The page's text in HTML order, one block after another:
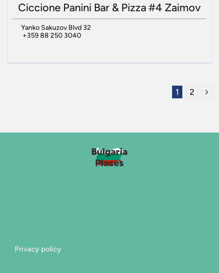
Ciccione Panini Bar & Pizza #4 Zaimov
Yanko Sakuzov Blvd 32
+359 88 250 3040
1 2
Privacy policy